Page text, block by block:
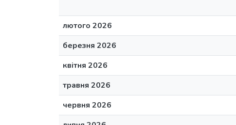
лютого 2026
березня 2026
квітня 2026
травня 2026
червня 2026